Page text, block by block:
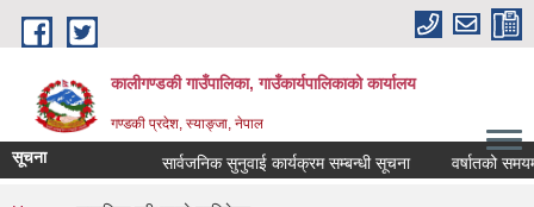
Skip to main content
कालीगण्डकी गाउँपालिका, गाउँकार्यपालिकाको कार्यालय
गण्डकी प्रदेश, स्याङ्जा, नेपाल
सूचना सार्वजनिक सुनुवाई कार्यक्रम सम्बन्धी सूचना वर्षातको